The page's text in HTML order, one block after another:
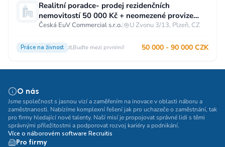
Realitní poradce- prodej rezidenčních
nemovitostí 50 000 Kč + neomezené provize
Plzeň
Česká EuV Commercial s.r.o.| U Zvonu 3/13, Plzeň, CZ
Práce na živnost Buďte mezi prvními! 50 000 - 90 000 CZK
O nás
Jsme společnost s jasnou vizí a zaměřením na inovace v oblasti náboru a
zaměstnanosti. Nabízíme komplexní řešení jak pro uchazeče o zaměstnání, tak
pro firmy hledající nové talenty. Naší misí je propojovat správné lidi s těmi
správnými příležitostmi a podporovat rozvoj kariéry a podnikání.
Více o náborovém software Recruitis
Pro firmy